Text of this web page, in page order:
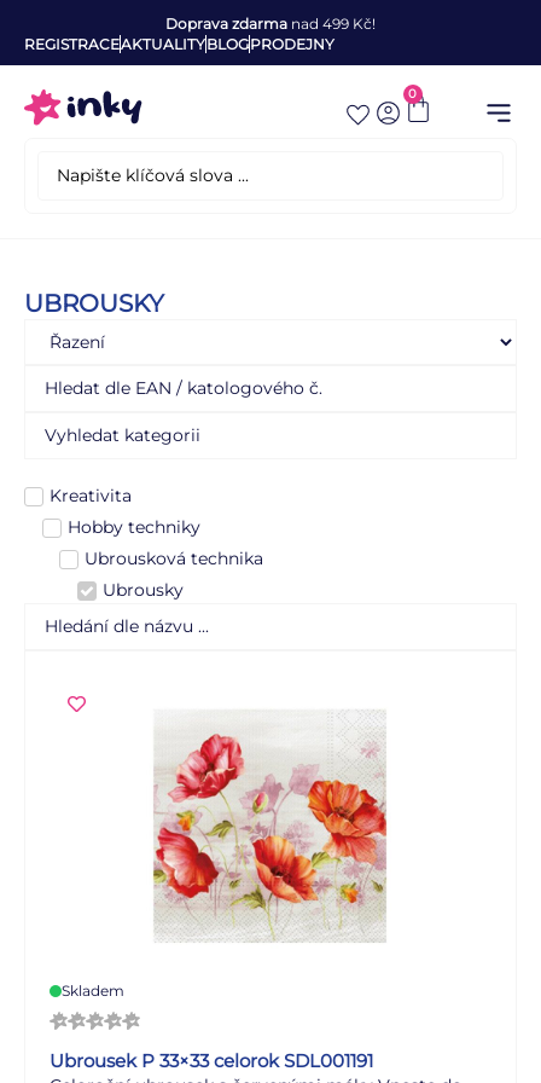
Doprava zdarma nad 499 Kč!
REGISTRACEAKTUALITYBLOGPRODEJNY
0
UBROUSKY
Kreativita
Hobby techniky
Ubrousková technika
Ubrousky
Skladem
Ubrousek P 33×33 celorok SDL001191